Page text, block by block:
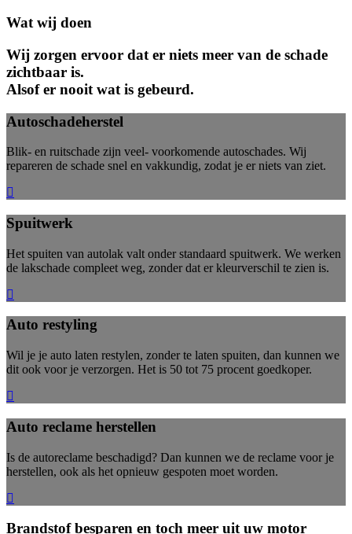
Wat wij doen
Wij zorgen ervoor dat er niets meer van de schade
zichtbaar is.
Alsof er nooit wat is gebeurd.
Autoschadeherstel
Blik- en ruitschade zijn veel- voorkomende autoschades. Wij
repareren de schade snel en vakkundig, zodat je er niets van ziet.
Spuitwerk
Het spuiten van autolak valt onder standaard spuitwerk. We werken
de lakschade compleet weg, zonder dat er kleurverschil te zien is.
Auto restyling
Wil je je auto laten restylen, zonder te laten spuiten, dan kunnen we
dit ook voor je verzorgen. Het is 50 tot 75 procent goedkoper.
Auto reclame herstellen
Is de autoreclame beschadigd? Dan kunnen we de reclame voor je
herstellen, ook als het opnieuw gespoten moet worden.
Brandstof besparen en toch meer uit uw motor